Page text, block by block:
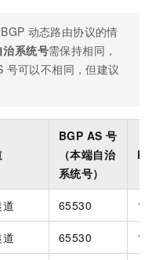
BGP 动态路由协议的情
治系统号需保持相同，
号可以不相同，但建议
BGP AS 号
（本端自治
系统号）
65530
65530